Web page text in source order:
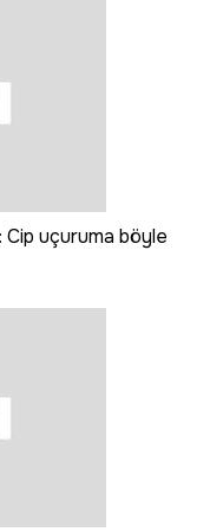
Cip uçuruma böyle